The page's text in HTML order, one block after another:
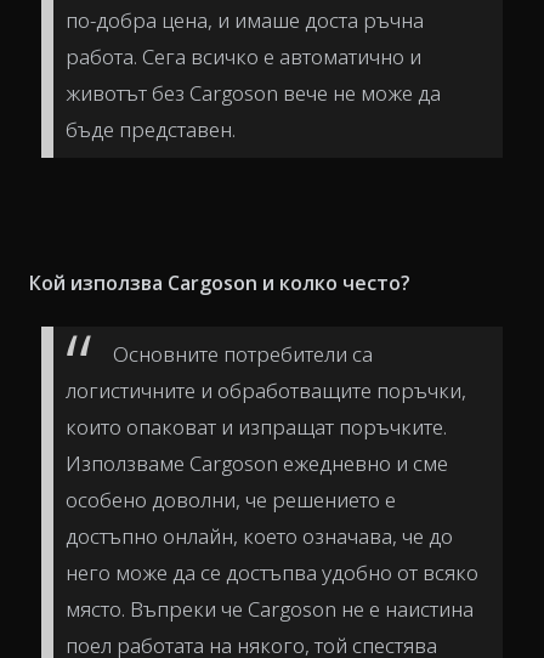
по-добра цена, и имаше доста ръчна
работа. Сега всичко е автоматично и
животът без Cargoson вече не може да
бъде представен.
Кой използва Cargoson и колко често?
Основните потребители са
логистичните и обработващите поръчки,
които опаковат и изпращат поръчките.
Използваме Cargoson ежедневно и сме
особено доволни, че решението е
достъпно онлайн, което означава, че до
него може да се достъпва удобно от всяко
място. Въпреки че Cargoson не е наистина
поел работата на някого, той спестява